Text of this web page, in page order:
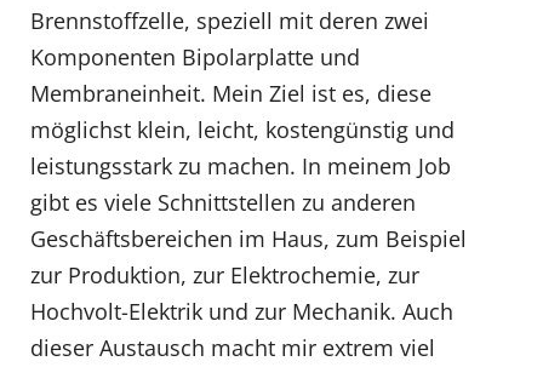
Brennstoffzelle, speziell mit deren zwei
Komponenten Bipolarplatte und
Membraneinheit. Mein Ziel ist es, diese
möglichst klein, leicht, kostengünstig und
leistungsstark zu machen. In meinem Job
gibt es viele Schnittstellen zu anderen
Geschäftsbereichen im Haus, zum Beispiel
zur Produktion, zur Elektrochemie, zur
Hochvolt-Elektrik und zur Mechanik. Auch
dieser Austausch macht mir extrem viel